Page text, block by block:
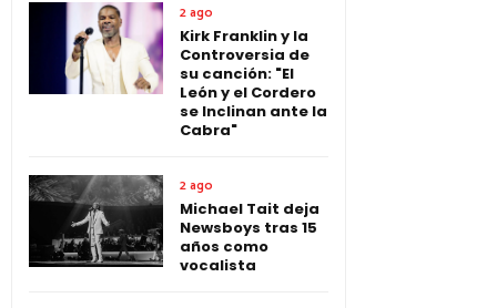
2 ago
Kirk Franklin y la
Controversia de
su canción: "El
León y el Cordero
se Inclinan ante la
Cabra"
2 ago
Michael Tait deja
Newsboys tras 15
años como
vocalista